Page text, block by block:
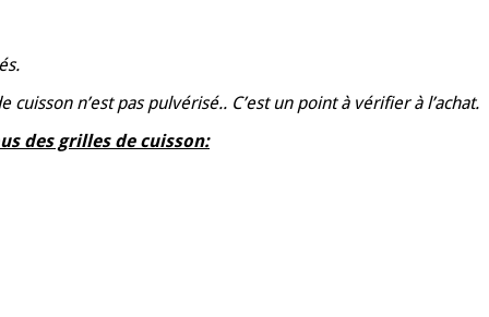
n’est pas pulvérisé.. C’est un point à vérifier à l’achat.
des grilles de cuisson: